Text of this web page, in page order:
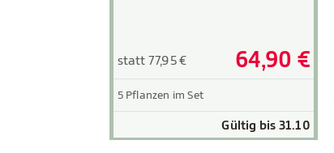
statt 77,95 € 64,90 €
5 Pflanzen im Set
Gültig bis 31.10